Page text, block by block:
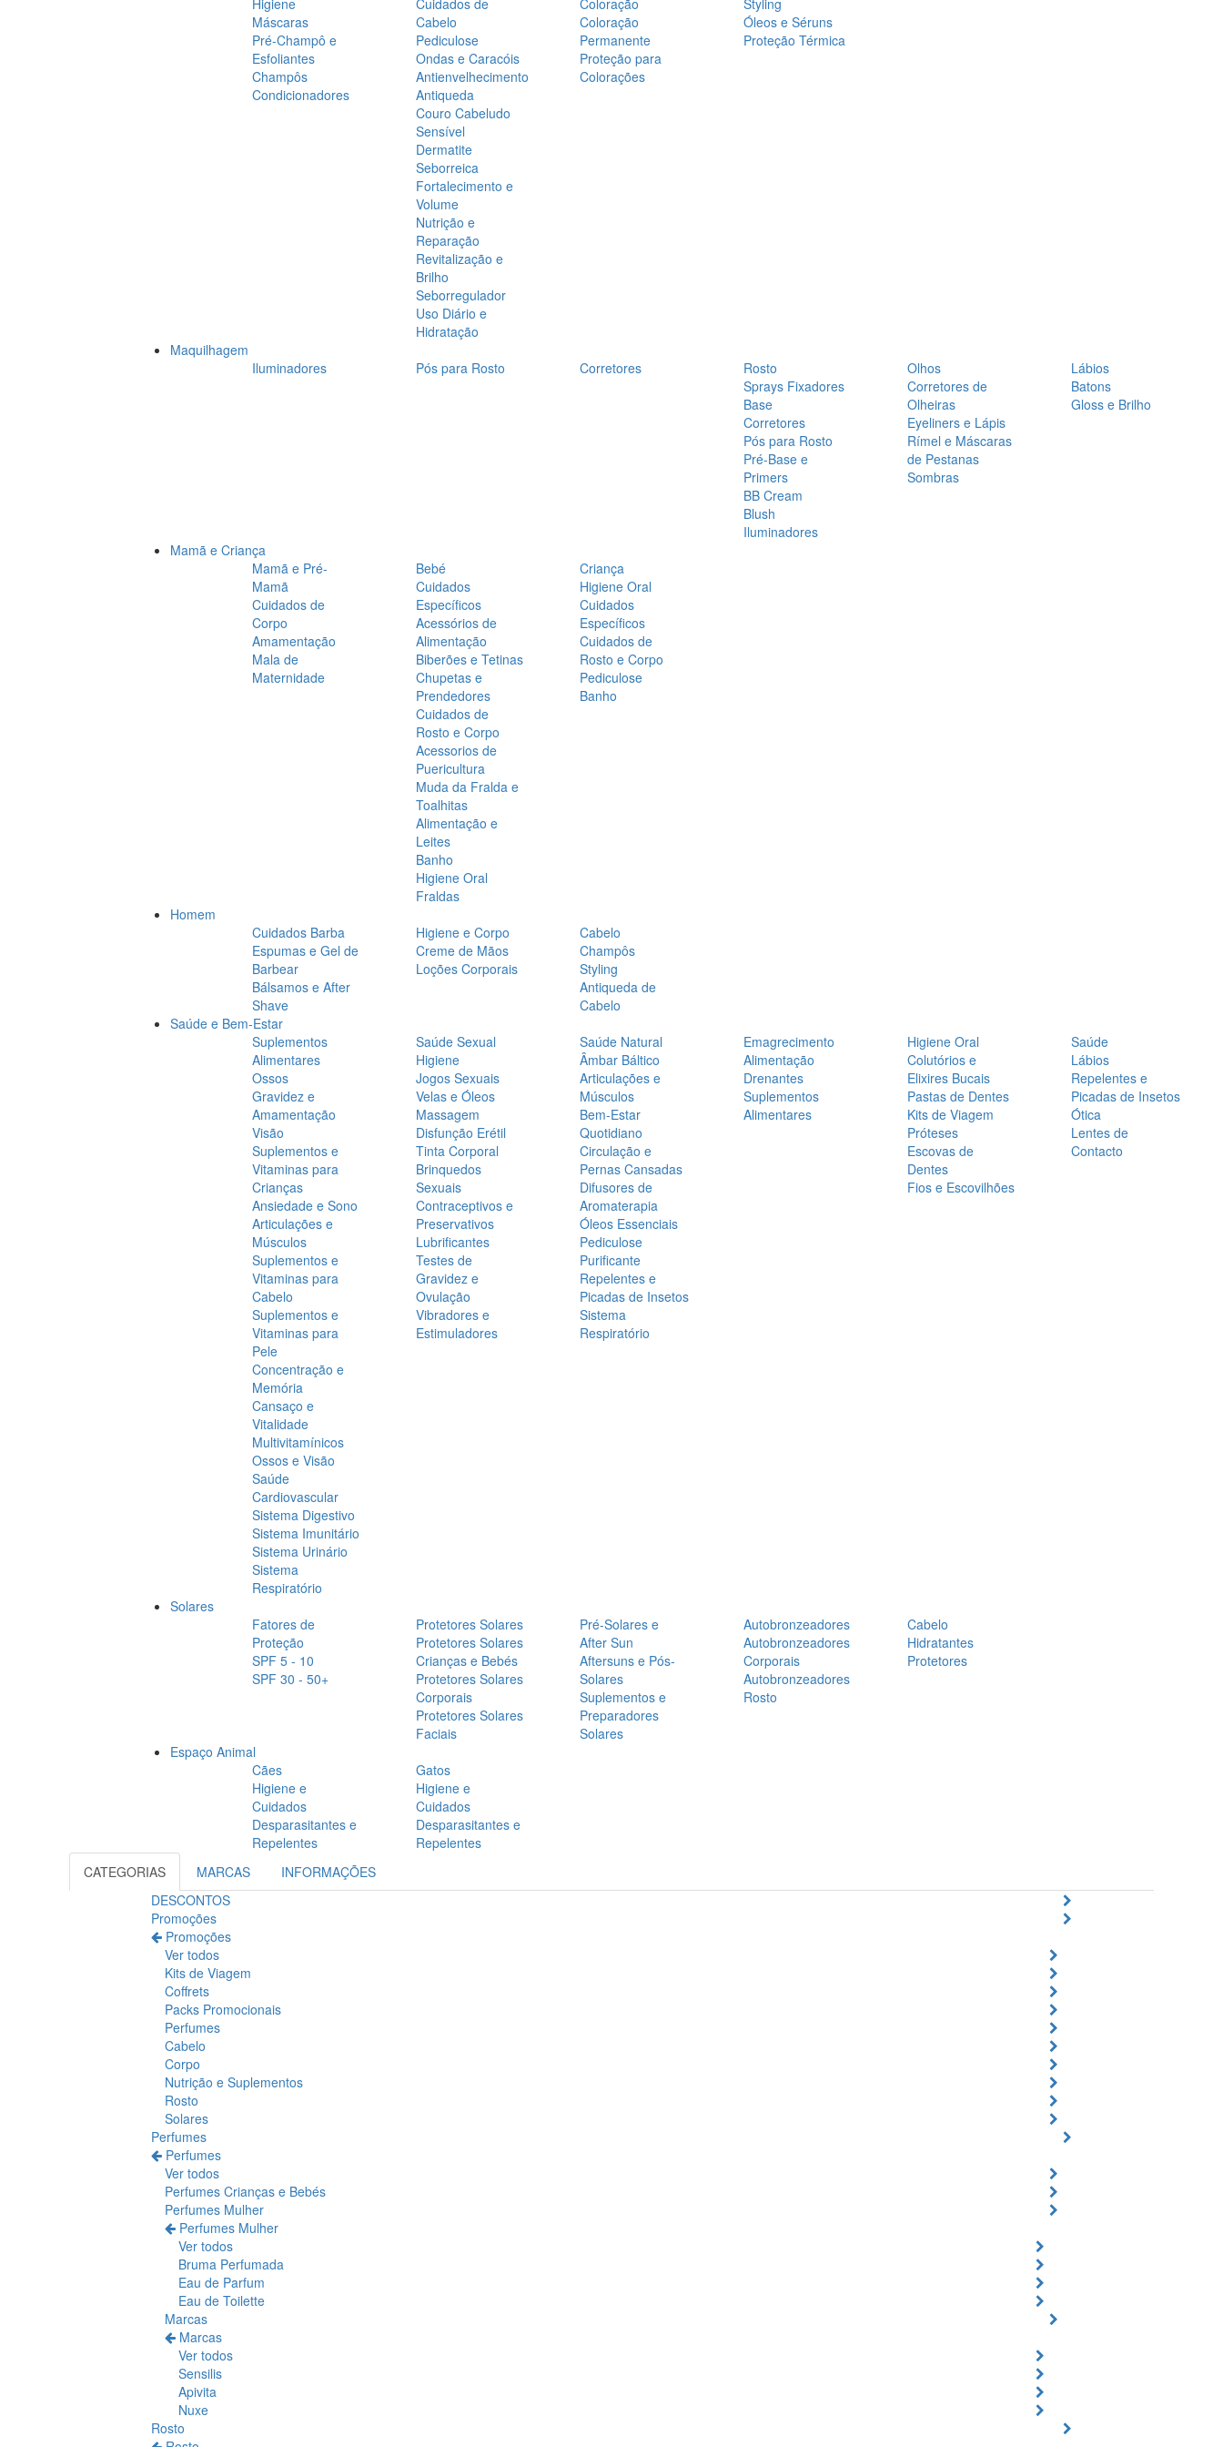
Higiene
Máscaras
Pré-Champô e
Esfoliantes
Champôs
Condicionadores
Cuidados de
Cabelo
Pediculose
Ondas e Caracóis
Antienvelhecimento
Antiqueda
Couro Cabeludo
Sensível
Dermatite
Seborreica
Fortalecimento e
Volume
Nutrição e
Reparação
Revitalização e
Brilho
Seborregulador
Uso Diário e
Hidratação
Coloração
Coloração
Permanente
Proteção para
Colorações
Styling
Óleos e Séruns
Proteção Térmica
Maquilhagem
Iluminadores
Pós para Rosto Corretores
Rosto
Sprays Fixadores
Base
Corretores
Pós para Rosto
Pré-Base e
Primers
BB Cream
Blush
Iluminadores
Olhos
Corretores de
Olheiras
Eyeliners e Lápis
Rímel e Máscaras
de Pestanas
Sombras
Lábios
Batons
Gloss e Brilho
Mamã e Criança
Mamã e Pré-
Mamã
Cuidados de
Corpo
Amamentação
Mala de
Maternidade
Bebé
Cuidados
Específicos
Acessórios de
Alimentação
Biberões e Tetinas
Chupetas e
Prendedores
Cuidados de
Rosto e Corpo
Acessorios de
Puericultura
Muda da Fralda e
Toalhitas
Alimentação e
Leites
Banho
Higiene Oral
Fraldas
Criança
Higiene Oral
Cuidados
Específicos
Cuidados de
Rosto e Corpo
Pediculose
Banho
Homem
Cuidados Barba
Espumas e Gel de
Barbear
Bálsamos e After
Shave
Higiene e Corpo
Creme de Mãos
Loções Corporais
Cabelo
Champôs
Styling
Antiqueda de
Cabelo
Saúde e Bem-Estar
Suplementos
Alimentares
Ossos
Gravidez e
Amamentação
Visão
Suplementos e
Vitaminas para
Crianças
Ansiedade e Sono
Articulações e
Músculos
Suplementos e
Vitaminas para
Cabelo
Suplementos e
Vitaminas para
Pele
Concentração e
Memória
Cansaço e
Vitalidade
Multivitamínicos
Ossos e Visão
Saúde
Cardiovascular
Sistema Digestivo
Sistema Imunitário
Sistema Urinário
Sistema
Respiratório
Saúde Sexual
Higiene
Jogos Sexuais
Velas e Óleos
Massagem
Disfunção Erétil
Tinta Corporal
Brinquedos
Sexuais
Contraceptivos e
Preservativos
Lubrificantes
Testes de
Gravidez e
Ovulação
Vibradores e
Estimuladores
Saúde Natural
Âmbar Báltico
Articulações e
Músculos
Bem-Estar
Quotidiano
Circulação e
Pernas Cansadas
Difusores de
Aromaterapia
Óleos Essenciais
Pediculose
Purificante
Repelentes e
Picadas de Insetos
Sistema
Respiratório
Emagrecimento
Alimentação
Drenantes
Suplementos
Alimentares
Higiene Oral
Colutórios e
Elixires Bucais
Pastas de Dentes
Kits de Viagem
Próteses
Escovas de
Dentes
Fios e Escovilhões
Saúde
Lábios
Repelentes e
Picadas de Insetos
Ótica
Lentes de
Contacto
Solares
Fatores de
Proteção
SPF 5 - 10
SPF 30 - 50+
Protetores Solares
Protetores Solares
Crianças e Bebés
Protetores Solares
Corporais
Protetores Solares
Faciais
Pré-Solares e
After Sun
Aftersuns e Pós-
Solares
Suplementos e
Preparadores
Solares
Autobronzeadores
Autobronzeadores
Corporais
Autobronzeadores
Rosto
Cabelo
Hidratantes
Protetores
Espaço Animal
Cães
Higiene e
Cuidados
Desparasitantes e
Repelentes
Gatos
Higiene e
Cuidados
Desparasitantes e
Repelentes
CATEGORIAS
MARCAS
INFORMAÇÕES
DESCONTOS
Promoções
Promoções
Ver todos
Kits de Viagem
Coffrets
Packs Promocionais
Perfumes
Cabelo
Corpo
Nutrição e Suplementos
Rosto
Solares
Perfumes
Perfumes
Ver todos
Perfumes Crianças e Bebés
Perfumes Mulher
Perfumes Mulher
Ver todos
Bruma Perfumada
Eau de Parfum
Eau de Toilette
Marcas
Marcas
Ver todos
Sensilis
Apivita
Nuxe
Rosto